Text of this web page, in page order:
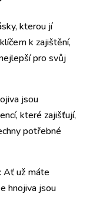
kterou jí
k zajištění,
pro svůj
jsou
které zajišťují,
potřebné
: Ať už máte
hnojiva jsou